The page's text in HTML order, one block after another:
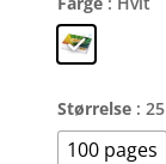
Størrelse :
100 pages